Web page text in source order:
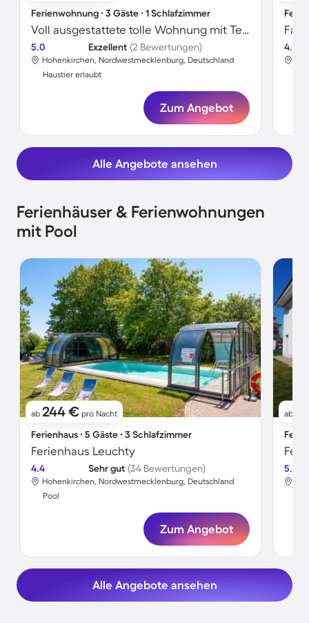
Ferienwohnung ∙ 3 Gäste ∙ 1 Schlafzimmer
Voll ausgestattete tolle Wohnung mit Terrasse | Haustiere erlaubt
5.0 Exzellent (2 Bewertungen)
Hohenkirchen, Nordwestmecklenburg, Deutschland
Haustier erlaubt
Zum Angebot
4.0
Alle Angebote ansehen
Ferienhäuser & Ferienwohnungen
mit Pool
ab 244 € pro Nacht
Ferienhaus ∙ 5 Gäste ∙ 3 Schlafzimmer
Ferienhaus Leuchty
4.4 Sehr gut (34 Bewertungen)
Hohenkirchen, Nordwestmecklenburg, Deutschland
Pool
Zum Angebot
ab
5.0
Alle Angebote ansehen